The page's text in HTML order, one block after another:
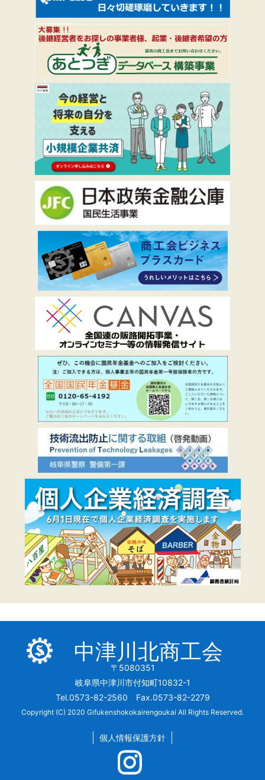
中津川北商工会
〒5080351
岐阜県中津川市付知町10832-1
Tel.0573-82-2560 Fax.0573-82-2279
Copyright (C) 2020 Gifukenshokokairengoukai All Rights Reserved.
個人情報保護方針